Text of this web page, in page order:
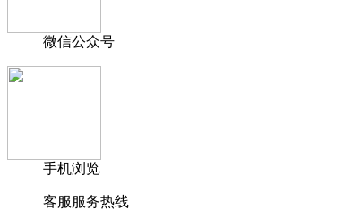
微信公众号
手机浏览
客服服务热线